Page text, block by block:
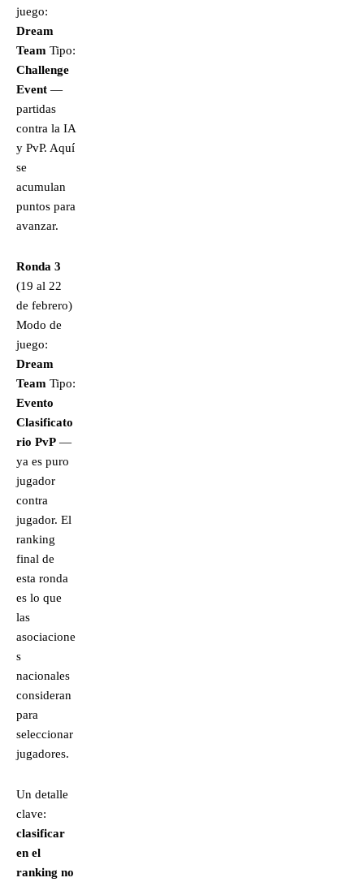
juego:
Dream
Team Tipo:
Challenge
Event —
partidas
contra la IA
y PvP. Aquí
se
acumulan
puntos para
avanzar.
Ronda 3
(19 al 22
de febrero)
Modo de
juego:
Dream
Team Tipo:
Evento
Clasificato
rio PvP —
ya es puro
jugador
contra
jugador. El
ranking
final de
esta ronda
es lo que
las
asociacione
s
nacionales
consideran
para
seleccionar
jugadores.
Un detalle
clave:
clasificar
en el
ranking no